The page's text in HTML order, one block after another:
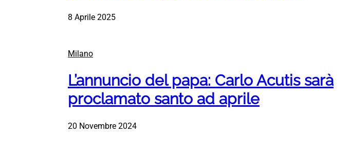
8 Aprile 2025
Milano
L’annuncio del papa: Carlo Acutis sarà
proclamato santo ad aprile
20 Novembre 2024